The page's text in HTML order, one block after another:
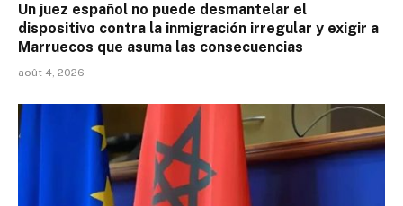
Un juez español no puede desmantelar el
dispositivo contra la inmigración irregular y exigir a
Marruecos que asuma las consecuencias
août 4, 2026